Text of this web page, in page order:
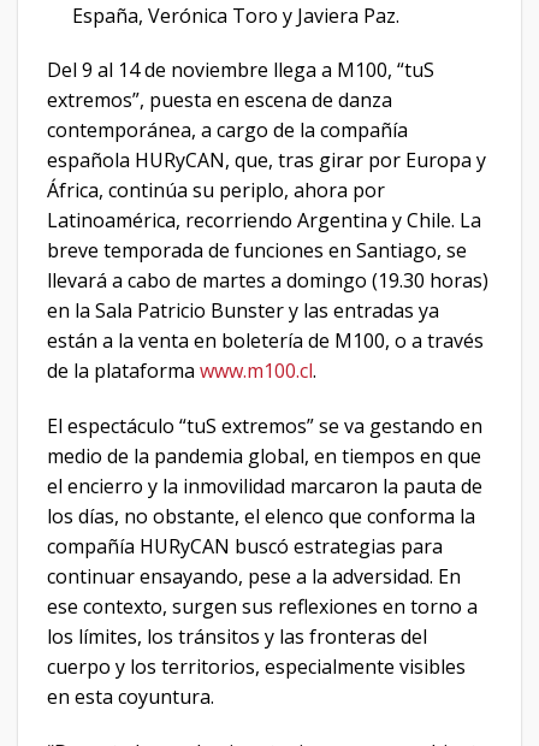
España, Verónica Toro y Javiera Paz.
Del 9 al 14 de noviembre llega a M100, “tuS
extremos”, puesta en escena de danza
contemporánea, a cargo de la compañía
española HURyCAN, que, tras girar por Europa y
África, continúa su periplo, ahora por
Latinoamérica, recorriendo Argentina y Chile. La
breve temporada de funciones en Santiago, se
llevará a cabo de martes a domingo (19.30 horas)
en la Sala Patricio Bunster y las entradas ya
están a la venta en boletería de M100, o a través
de la plataforma www.m100.cl.
El espectáculo “tuS extremos” se va gestando en
medio de la pandemia global, en tiempos en que
el encierro y la inmovilidad marcaron la pauta de
los días, no obstante, el elenco que conforma la
compañía HURyCAN buscó estrategias para
continuar ensayando, pese a la adversidad. En
ese contexto, surgen sus reflexiones en torno a
los límites, los tránsitos y las fronteras del
cuerpo y los territorios, especialmente visibles
en esta coyuntura.